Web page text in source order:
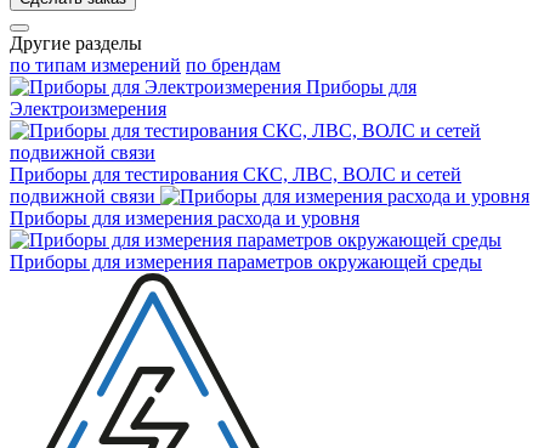
Другие разделы
по типам измерений по брендам
Приборы для
Электроизмерения
Приборы для тестирования СКС, ЛВС, ВОЛС и сетей
подвижной связи
Приборы для измерения расхода и уровня
Приборы для измерения параметров окружающей среды